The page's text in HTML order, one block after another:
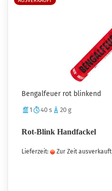
Bengalfeuer rot blinkend
1 40 s 20 g
Rot-Blink Handfackel
Lieferzeit: Zur Zeit ausverkauft